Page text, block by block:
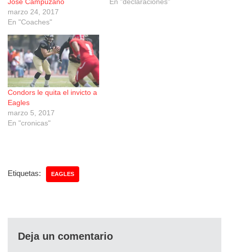
José Campuzano
marzo 24, 2017
En "Coaches"
En "declaraciones"
Condors le quita el invicto a
Eagles
marzo 5, 2017
En "cronicas"
Etiquetas: EAGLES
Deja un comentario